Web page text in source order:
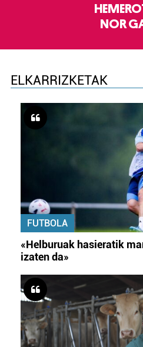
NOR
ELKARRIZKETAK
FUTBOLA
«Helburuak hasieratik
izaten da»